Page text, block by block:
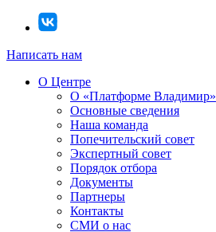
Написать нам
О Центре
О «Платформе Владимир»
Основные сведения
Наша команда
Попечительский совет
Экспертный совет
Порядок отбора
Документы
Партнеры
Контакты
СМИ о нас